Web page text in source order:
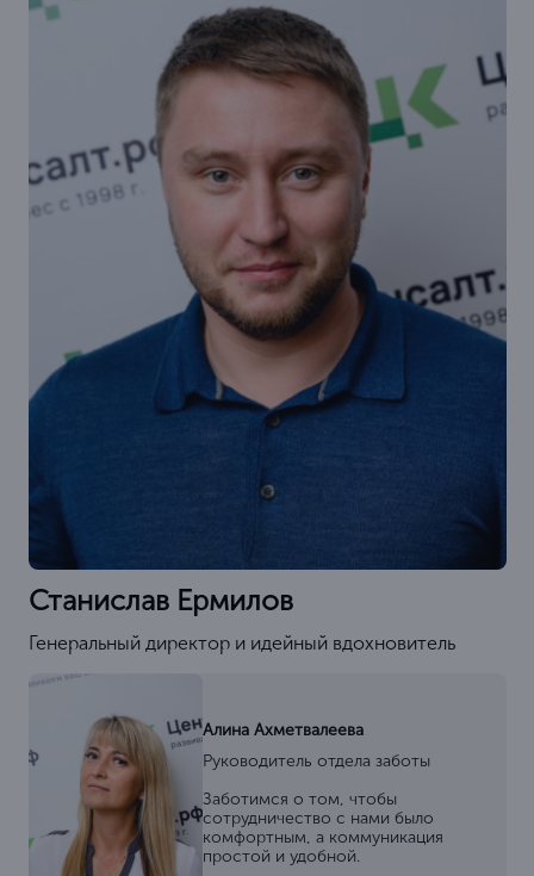
Станислав Ермилов
Генеральный директор и идейный вдохновитель
Алина Ахметвалеева
Руководитель отдела заботы
Заботимся о том, чтобы
сотрудничество с нами было
комфортным, а коммуникация
простой и удобной.